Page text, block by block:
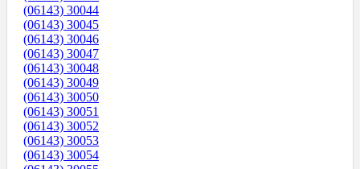
(06143) 30044
(06143) 30045
(06143) 30046
(06143) 30047
(06143) 30048
(06143) 30049
(06143) 30050
(06143) 30051
(06143) 30052
(06143) 30053
(06143) 30054